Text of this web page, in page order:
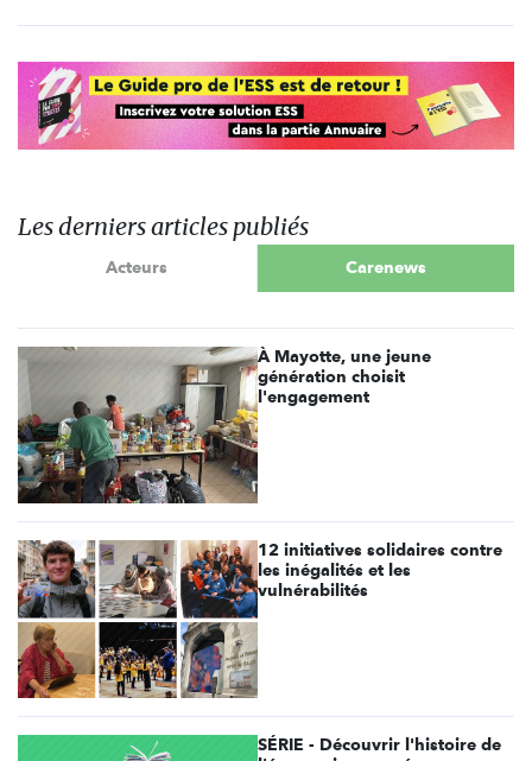
Les derniers articles publiés
Acteurs Carenews
À Mayotte, une jeune
génération choisit
l'engagement
12 initiatives solidaires contre
les inégalités et les
vulnérabilités
SÉRIE - Découvrir l'histoire de